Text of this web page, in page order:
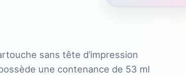
sans tête d’impression
une contenance de 53 ml